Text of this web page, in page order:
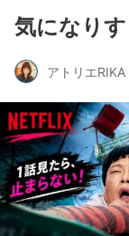
気になり
アトリエRIKA